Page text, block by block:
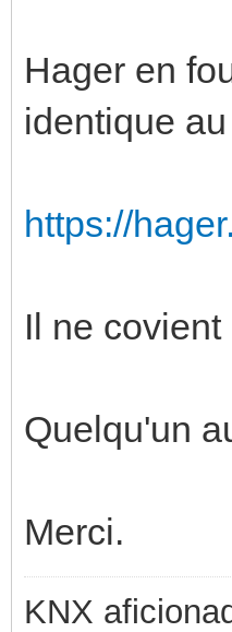
Hager en
identique
https://
Il ne
Quelqu'un
Merci.
KNX